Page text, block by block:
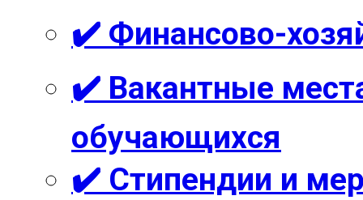
✔️ Финансово-
✔️ Вакантные
обучающихся
✔️ Стипендии и